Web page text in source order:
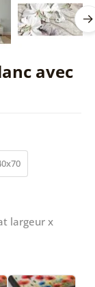
avec
largeur x